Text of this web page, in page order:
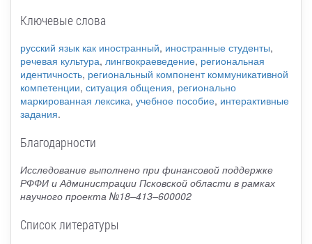
Ключевые слова
русский язык как иностранный, иностранные студенты,
речевая культура, лингвокраеведение, региональная
идентичность, региональный компонент коммуникативной
компетенции, ситуация общения, регионально
маркированная лексика, учебное пособие, интерактивные
задания.
Благодарности
Исследование выполнено при финансовой поддержке
РФФИ и Администрации Псковской области в рамках
научного проекта №18–413–600002
Список литературы